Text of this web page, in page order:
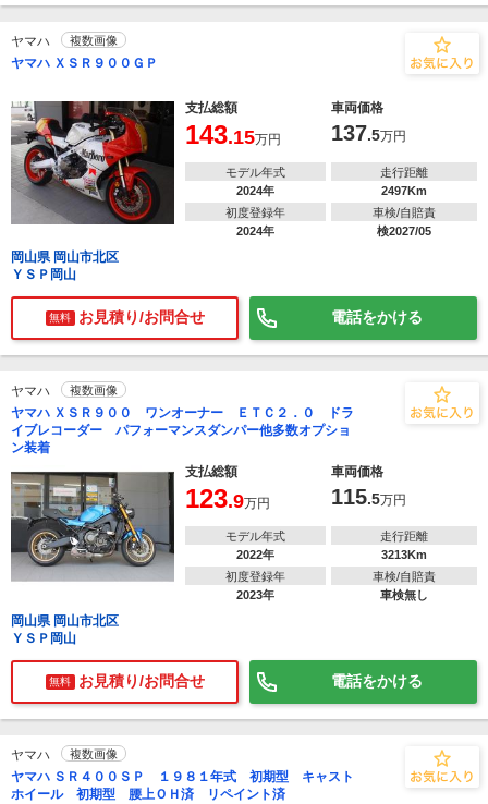
ヤマハ 複数画像
ヤマハ ＸＳＲ９００ＧＰ
支払総額 車両価格
143.15万円 137.5万円
モデル年式
2024年
走行距離
2497Km
初度登録年
2024年
車検/自賠責
検2027/05
岡山県 岡山市北区
ＹＳＰ岡山
無料 お見積り/お問合せ 電話をかける
ヤマハ 複数画像
ヤマハ ＸＳＲ９００ ワンオーナー ＥＴＣ２．０ ドラ
イブレコーダー パフォーマンスダンパー他多数オプショ
ン装着
支払総額
車両価格
123.9万円 115.5万円
モデル年式
2022年
走行距離
3213Km
初度登録年
2023年
車検/自賠責
車検無し
岡山県 岡山市北区
ＹＳＰ岡山
無料 お見積り/お問合せ 電話をかける
ヤマハ 複数画像
ヤマハ ＳＲ４００ＳＰ １９８１年式 初期型 キャスト
ホイール 初期型 腰上ＯＨ済 リペイント済